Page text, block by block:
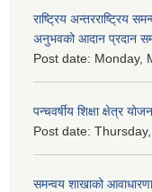
राष्ट्रिय अन्तरराष्ट्रिय
अनुभवको आदान प्रदान
Post date: Monday,
पन्चवर्षीय शिक्षा क्षेत्र
Post date:
समन्वय शाखाको